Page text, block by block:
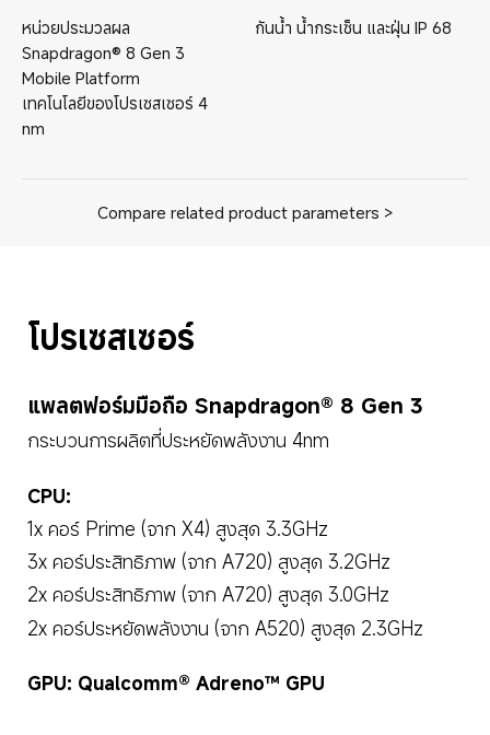
หน่วยประมวลผล
Snapdragon® 8 Gen 3
Mobile Platform
เทคโนโลยีของโปรเซสเซอร์ 4
nm
กันน้ำ น้ำกระเซ็น และฝุ่น IP68
Compare related product parameters >
โปรเซสเซอร์
แพลตฟอร์มมือถือ Snapdragon® 8 Gen 3
กระบวนการผลิตที่ประหยัดพลังงาน 4nm
CPU:
1x คอร์ Prime (จาก X4) สูงสุด 3.3GHz
3x คอร์ประสิทธิภาพ (จาก A720) สูงสุด 3.2GHz
2x คอร์ประสิทธิภาพ (จาก A720) สูงสุด 3.0GHz
2x คอร์ประหยัดพลังงาน (จาก A520) สูงสุด 2.3GHz
GPU: Qualcomm® Adreno™ GPU